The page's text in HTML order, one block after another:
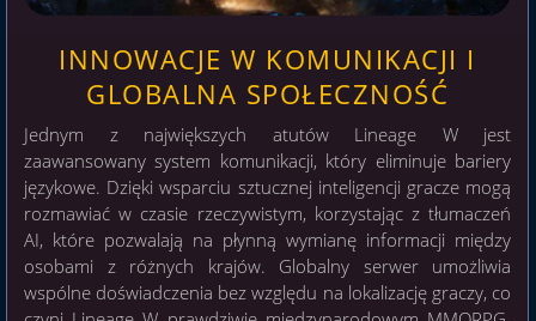
INNOWACJE W KOMUNIKACJI I
GLOBALNA SPOŁECZNOŚĆ
Jednym z największych atutów Lineage W jest
zaawansowany system komunikacji, który eliminuje bariery
językowe. Dzięki wsparciu sztucznej inteligencji gracze mogą
rozmawiać w czasie rzeczywistym, korzystając z tłumaczeń
AI, które pozwalają na płynną wymianę informacji między
osobami z różnych krajów. Globalny serwer umożliwia
wspólne doświadczenia bez względu na lokalizację graczy, co